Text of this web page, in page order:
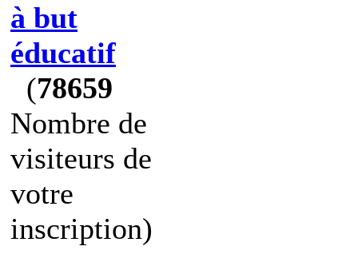
à but
éducatif
(78659
Nombre de
visiteurs de
votre
inscription)